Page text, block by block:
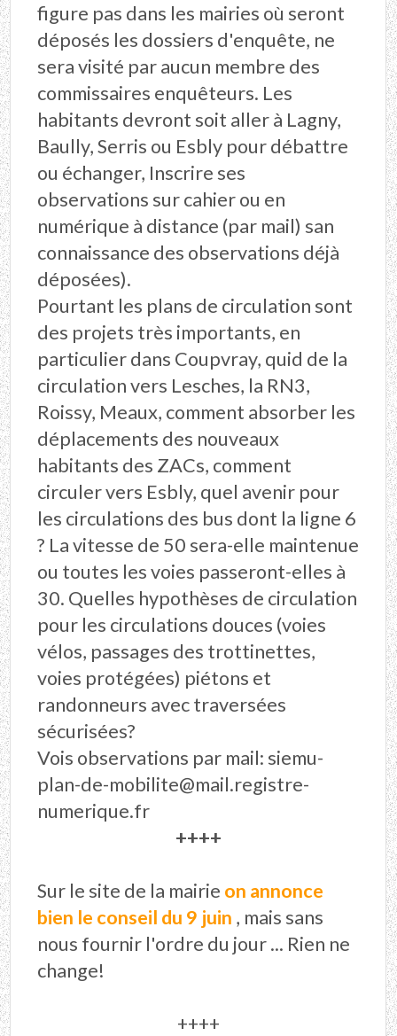
figure pas dans les mairies où seront
déposés les dossiers d'enquête, ne
sera visité par aucun membre des
commissaires enquêteurs. Les
habitants devront soit aller à Lagny,
Baully, Serris ou Esbly pour débattre
ou échanger, Inscrire ses
observations sur cahier ou en
numérique à distance (par mail) san
connaissance des observations déjà
déposées).
Pourtant les plans de circulation sont
des projets très importants, en
particulier dans Coupvray, quid de la
circulation vers Lesches, la RN3,
Roissy, Meaux, comment absorber les
déplacements des nouveaux
habitants des ZACs, comment
circuler vers Esbly, quel avenir pour
les circulations des bus dont la ligne 6
? La vitesse de 50 sera-elle maintenue
ou toutes les voies passeront-elles à
30. Quelles hypothèses de circulation
pour les circulations douces (voies
vélos, passages des trottinettes,
voies protégées) piétons et
randonneurs avec traversées
sécurisées?
Vois observations par mail: siemu-
plan-de-mobilite@mail.registre-
numerique.fr
++++
Sur le site de la mairie on annonce
bien le conseil du 9 juin , mais sans
nous fournir l'ordre du jour ... Rien ne
change!
++++